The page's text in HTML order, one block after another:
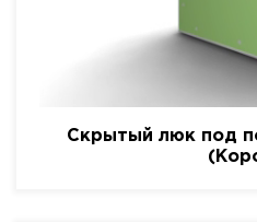
Скрытый люк под